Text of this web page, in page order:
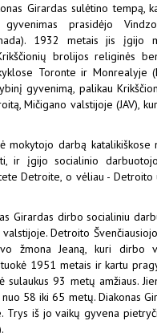
Girardas sulėtino tempą,
prasidėjo
1932 metais jis įgijo
brolijos religinės
Toronte ir Monrealyje
gyvenimą, palikau
Mičigano valstijoje (JAV),
mokytojo darbą
ir įgijo socialinio
Detroite, o vėliau - Detroito
Girardas dirbo socialiniu
Detroito
žmona Jeaną, kuri dirbo
1951 metais ir kartu
sulaukus 93 metų amžiaus.
58 iki 65 metų. Diakonas
Trys iš jo vaikų gyvena